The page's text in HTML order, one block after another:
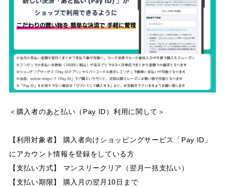
＜購入者のあと払い（Pay ID）利用に関して＞
【利用対象者】 購入者向けショッピングサービス「Pay ID」
にアカウント情報を登録をしている方
【支払い方式】 マンスリークリア（翌月一括支払い）
【支払い期限】 購入月の翌月10日まで